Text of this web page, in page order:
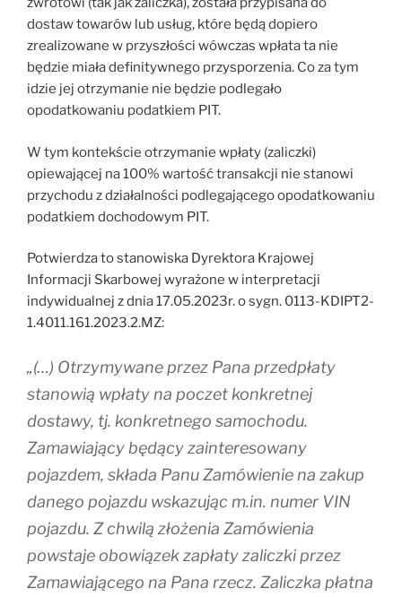
dostaw towarów lub usług, które będą dopiero
zrealizowane w przyszłości wówczas wpłata ta nie
będzie miała definitywnego przysporzenia. Co za tym
idzie jej otrzymanie nie będzie podlegało
opodatkowaniu podatkiem PIT.
W tym kontekście otrzymanie wpłaty (zaliczki)
opiewającej na 100% wartość transakcji nie stanowi
przychodu z działalności podlegającego opodatkowaniu
podatkiem dochodowym PIT.
Potwierdza to stanowiska Dyrektora Krajowej
Informacji Skarbowej wyrażone w interpretacji
indywidualnej z dnia 17.05.2023r. o sygn. 0113-KDIPT2-
1.4011.161.2023.2.MZ:
„(…) Otrzymywane przez Pana przedpłaty
stanowią wpłaty na poczet konkretnej
dostawy, tj. konkretnego samochodu.
Zamawiający będący zainteresowany
pojazdem, składa Panu Zamówienie na zakup
danego pojazdu wskazując m.in. numer VIN
pojazdu. Z chwilą złożenia Zamówienia
powstaje obowiązek zapłaty zaliczki przez
Zamawiającego na Pana rzecz. Zaliczka płatna